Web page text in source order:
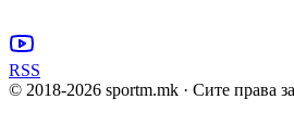
RSS
© 2018-2026 sportm.mk · Сите права